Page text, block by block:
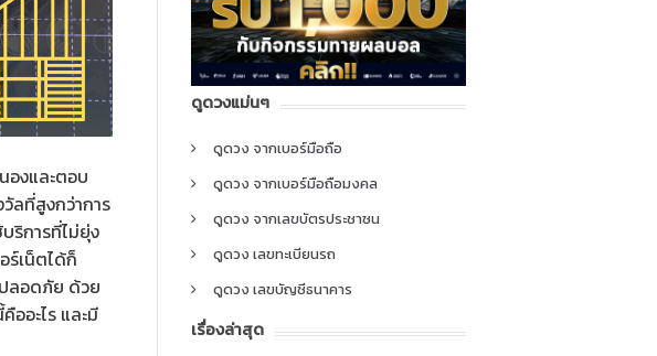
องและตอบ
ลที่สูงกว่าการ
ริการที่ไม่ยุ่ง
เน็ตได้ก็
ปลอดภัย ด้วย
ออะไร และมี
ดูดวงแม่นๆ
ดูดวง จากเบอร์มือถือ
ดูดวง จากเบอร์มือถือมงคล
ดูดวง จากเลขบัตรประชาชน
ดูดวง เลขทะเบียนรถ
ดูดวง เลขบัญชีธนาคาร
เรื่องล่าสุด